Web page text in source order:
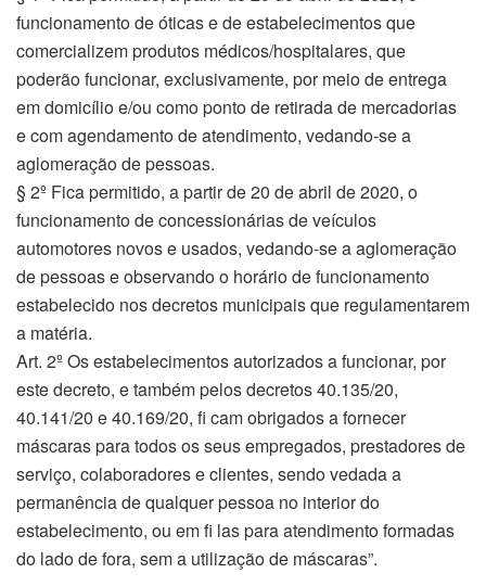
funcionamento de óticas e de estabelecimentos que
comercializem produtos médicos/hospitalares, que
poderão funcionar, exclusivamente, por meio de entrega
em domicílio e/ou como ponto de retirada de mercadorias
e com agendamento de atendimento, vedando-se a
aglomeração de pessoas.
§ 2º Fica permitido, a partir de 20 de abril de 2020, o
funcionamento de concessionárias de veículos
automotores novos e usados, vedando-se a aglomeração
de pessoas e observando o horário de funcionamento
estabelecido nos decretos municipais que regulamentarem
a matéria.
Art. 2º Os estabelecimentos autorizados a funcionar, por
este decreto, e também pelos decretos 40.135/20,
40.141/20 e 40.169/20, fi cam obrigados a fornecer
máscaras para todos os seus empregados, prestadores de
serviço, colaboradores e clientes, sendo vedada a
permanência de qualquer pessoa no interior do
estabelecimento, ou em fi las para atendimento formadas
do lado de fora, sem a utilização de máscaras”.